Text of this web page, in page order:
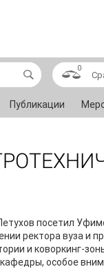
0
Публикации
посетил
ректора вуза и
и коворкинг-
особое